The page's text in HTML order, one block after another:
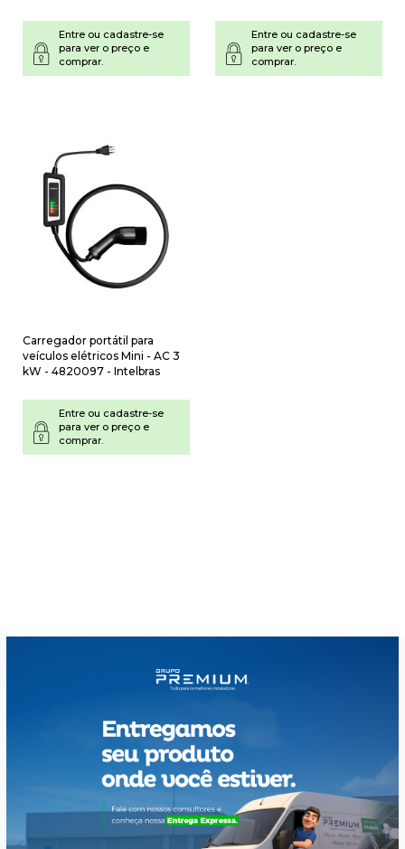
Entre ou cadastre-se
para ver o preço e
comprar.
Entre ou cadastre-se
para ver o preço e
comprar.
Carregador portátil para
veículos elétricos Mini - AC 3
kW - 4820097 - Intelbras
Entre ou cadastre-se
para ver o preço e
comprar.